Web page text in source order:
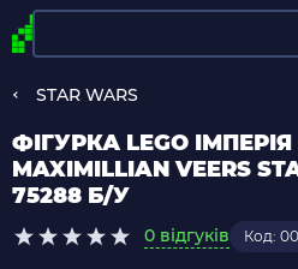
STAR WARS
ФІГУРКА LEGO ІМПЕРІЯ
MAXIMILLIAN VEERS
75288 Б/У
0 відгуків Код: